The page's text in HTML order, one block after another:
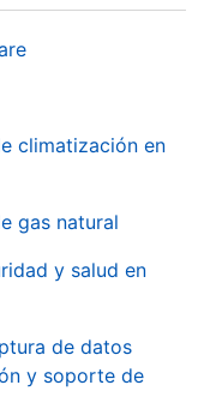
climatización en
gas natural
y salud en
de datos
y soporte de